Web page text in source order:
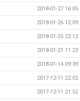
2018-01-27 16:05
2018-01-26 12:09
2018-01-25 22:12
2018-01-21 11:23
2018-01-14 09:39
2017-12-11 22:02
2017-12-11 21:52